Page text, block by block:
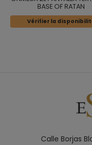
BASE OF RATAN
Vérifier la
Calle Borjas